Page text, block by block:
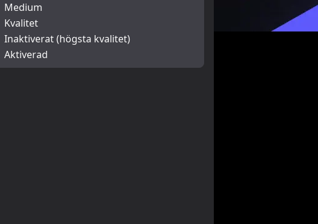
Medium
Kvalitet
Inaktiverat (högsta kvalitet)
Aktiverad